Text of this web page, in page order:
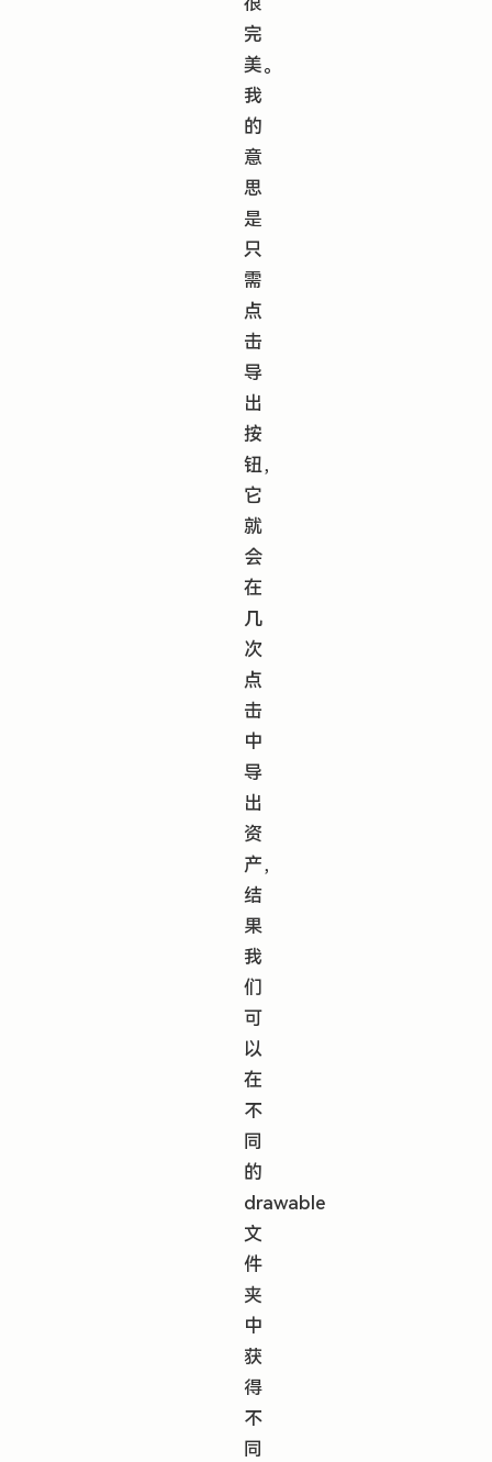
完
美。
我
的
意
思
是
只
需
点
击
导
出
按
钮，
它
就
会
在
几
次
点
击
中
导
出
资
产，
结
果
我
们
可
以
在
不
同
的
drawable
文
件
夹
中
获
得
不
同